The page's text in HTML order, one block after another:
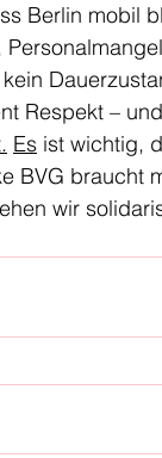
Berlin mobil
Respekt –
Es ist wichtig,
BVG braucht
wir